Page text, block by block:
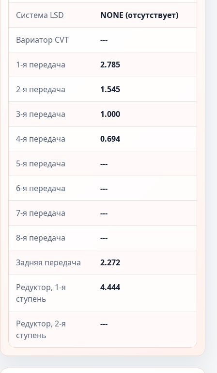
Система LSD NONE (отсутствует)
Вариатор CVT ---
1-я передача 2.785
2-я передача 1.545
3-я передача 1.000
4-я передача 0.694
5-я передача ---
6-я передача ---
7-я передача ---
8-я передача ---
Задняя передача 2.272
Редуктор, 1-я
ступень
4.444
Редуктор, 2-я
ступень
---